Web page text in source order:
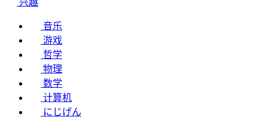
兴趣
音乐
游戏
哲学
物理
数学
计算机
にじげん